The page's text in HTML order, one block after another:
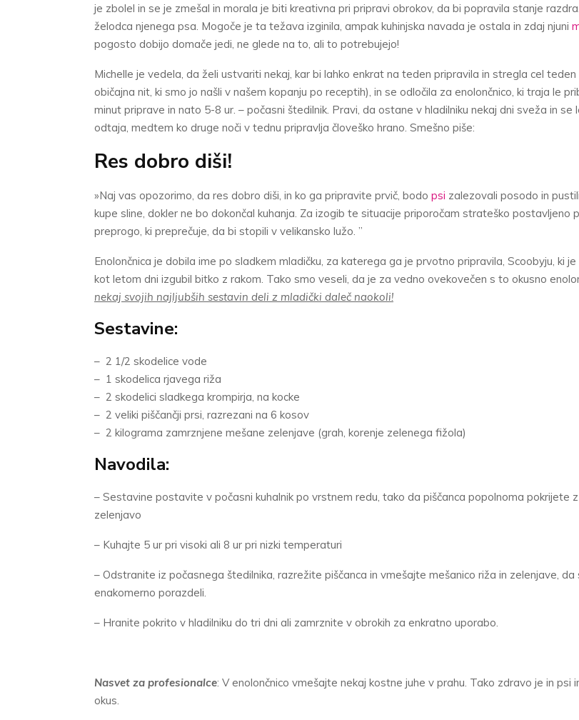
je zbolel in se je zmešal in morala je biti kreativna pri pripravi obrokov, da bi popravila stanje
želodca njenega psa. Mogoče je ta težava izginila, ampak kuhinjska navada je ostala in zdaj njuni
pogosto dobijo domače jedi, ne glede na to, ali to potrebujejo!
Michelle je vedela, da želi ustvariti nekaj, kar bi lahko enkrat na teden pripravila in stregla cel teden
običajna nit, ki smo jo našli v našem kopanju po receptih), in se odločila za enolončnico, ki traja le
minut priprave in nato 5-8 ur. – počasni štedilnik. Pravi, da ostane v hladilniku nekaj dni sveža in se
odtaja, medtem ko druge noči v tednu pripravlja človeško hrano. Smešno piše:
Res dobro diši!
»Naj vas opozorimo, da res dobro diši, in ko ga pripravite prvič, bodo psi zalezovali posodo in
kupe sline, dokler ne bo dokončal kuhanja. Za izogib te situacije priporočam strateško postavljeno
preprogo, ki preprečuje, da bi stopili v velikansko lužo. ”
Enolončnica je dobila ime po sladkem mladičku, za katerega ga je prvotno pripravila, Scoobyju, ki
kot letom dni izgubil bitko z rakom. Tako smo veseli, da je za vedno ovekovečen s to okusno
nekaj svojih najljubših sestavin deli z mladički daleč naokoli!
Sestavine:
– 2 1/2 skodelice vode
– 1 skodelica rjavega riža
– 2 skodelici sladkega krompirja, na kocke
– 2 veliki piščančji prsi, razrezani na 6 kosov
– 2 kilograma zamrznjene mešane zelenjave (grah, korenje zelenega fižola)
Navodila:
– Sestavine postavite v počasni kuhalnik po vrstnem redu, tako da piščanca popolnoma pokrijete z
zelenjavo
– Kuhajte 5 ur pri visoki ali 8 ur pri nizki temperaturi
– Odstranite iz počasnega štedilnika, razrežite piščanca in vmešajte mešanico riža in zelenjave, da
enakomerno porazdeli.
– Hranite pokrito v hladilniku do tri dni ali zamrznite v obrokih za enkratno uporabo.
Nasvet za profesionalce: V enolončnico vmešajte nekaj kostne juhe v prahu. Tako zdravo je in psi
okus.